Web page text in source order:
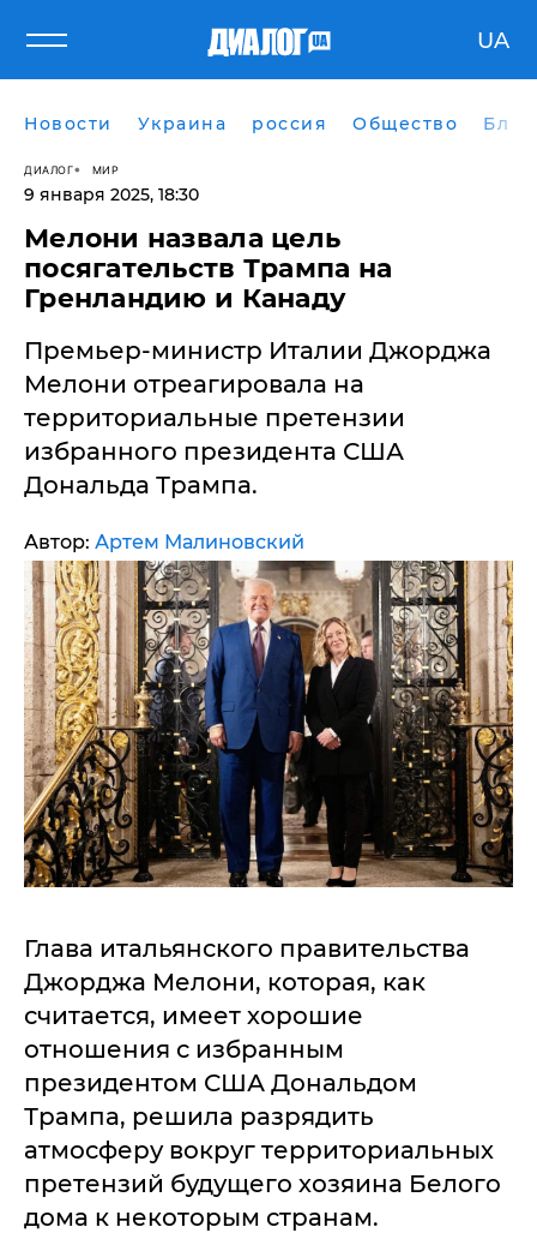
UA
Новости Украина россия Общество
ДИАЛОГ МИР
9 января 2025, 18:30
Мелони назвала цель
посягательств Трампа на
Гренландию и Канаду
Премьер-министр Италии Джорджа
Мелони отреагировала на
территориальные претензии
избранного президента США
Дональда Трампа.
Автор: Артем Малиновский
Глава итальянского правительства
Джорджа Мелони, которая, как
считается, имеет хорошие
отношения с избранным
президентом США Дональдом
Трампа, решила разрядить
атмосферу вокруг территориальных
претензий будущего хозяина Белого
дома к некоторым странам.